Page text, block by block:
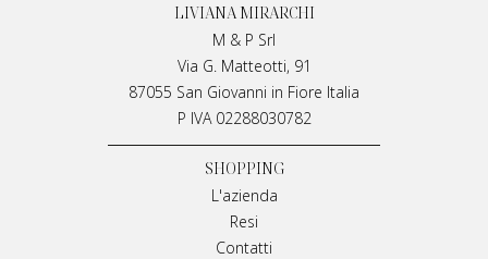
LIVIANA MIRARCHI
M & P Srl
Via G. Matteotti, 91
87055 San Giovanni in Fiore Italia
P IVA 02288030782
SHOPPING
L'azienda
Resi
Contatti